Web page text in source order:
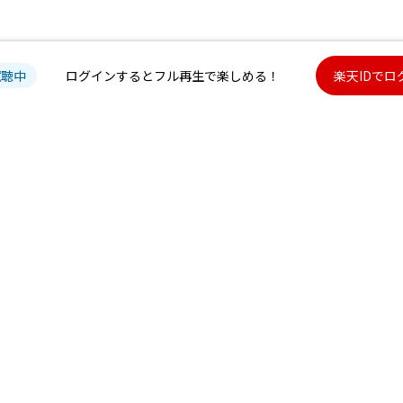
中 ログインするとフル再生で楽しめる！ 楽天IDでロ